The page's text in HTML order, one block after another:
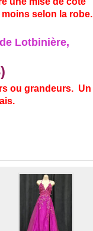
selon la robe.
de Lotbinière,
ou grandeurs. Un